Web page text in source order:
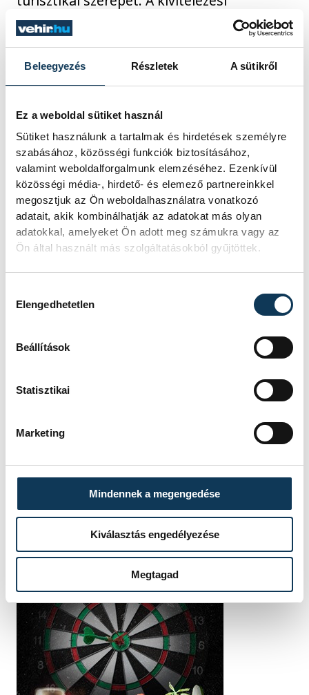
Beleegyezés Részletek A sütikről
Ez a weboldal sütiket használ
Sütiket használunk a tartalmak és hirdetések személyre
szabásához, közösségi funkciók biztosításához,
valamint weboldalforgalmunk elemzéséhez. Ezenkívül
közösségi média-, hirdető- és elemező partnereinkkel
megosztjuk az Ön weboldalhasználatra vonatkozó
adatait, akik kombinálhatják az adatokat más olyan
adatokkal, amelyeket Ön adott meg számukra vagy az
Ön által használt más szolgáltatásokból gyűjtöttek.
Elengedhetetlen
Beállítások
Statisztikai
Marketing
Mindennek a megengedése
Kiválasztás engedélyezése
Megtagad
munkálatok ideje alatt a kompok
menetrend szerint közlekednek,
ugyanakkor a kikötőknél átmenetileg nem
lesz lehetőség parkolásra, a vizesblokkok
lezárják a látogatók elől.
Fotók: Bahart
közélet Balaton komp